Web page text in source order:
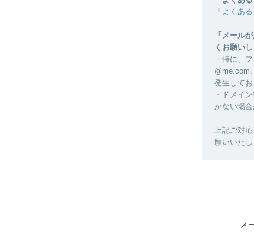
「よくあ
「メール
くお願いし
・特に、
@me.com
発生してお
・ドメイ
かない場
上記ご対
願いいたし
メ